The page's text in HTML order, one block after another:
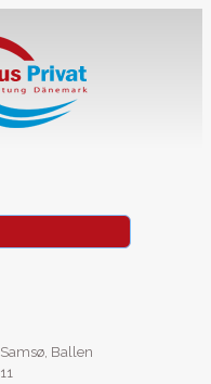
Samsø, Ballen
11